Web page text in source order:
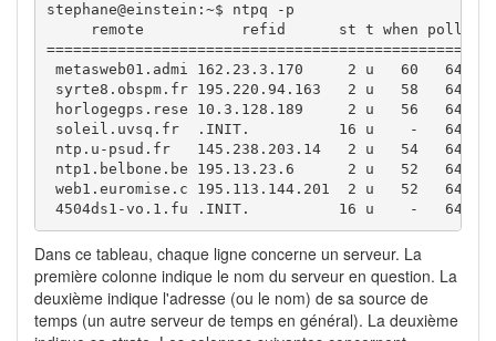
stephane@einstein:~$ ntpq -p
remote           refid      st t when poll
metasweb01.admi 162.23.3.170     2 u   60   64
syrte8.obspm.fr 195.220.94.163   2 u   58   64
horlogegps.rese 10.3.128.189     2 u   56   64
soleil.uvsq.fr  .INIT.          16 u    -   64    0
ntp.u-psud.fr   145.238.203.14   2 u   54   64
ntp1.belbone.be 195.13.23.6      2 u   52   64
web1.euromise.c 195.113.144.201  2 u   52   64
Dans ce tableau, chaque ligne concerne un serveur. La
première colonne indique le nom du serveur en question. La
deuxième indique l'adresse (ou le nom) de sa source de
temps (un autre serveur de temps en général). La deuxième